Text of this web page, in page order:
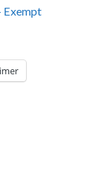
Exempt